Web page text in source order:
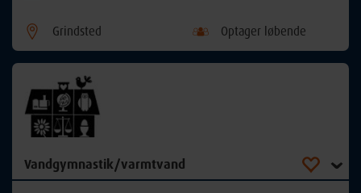
Grindsted Optager løbende
Vandgymnastik/varmtvand